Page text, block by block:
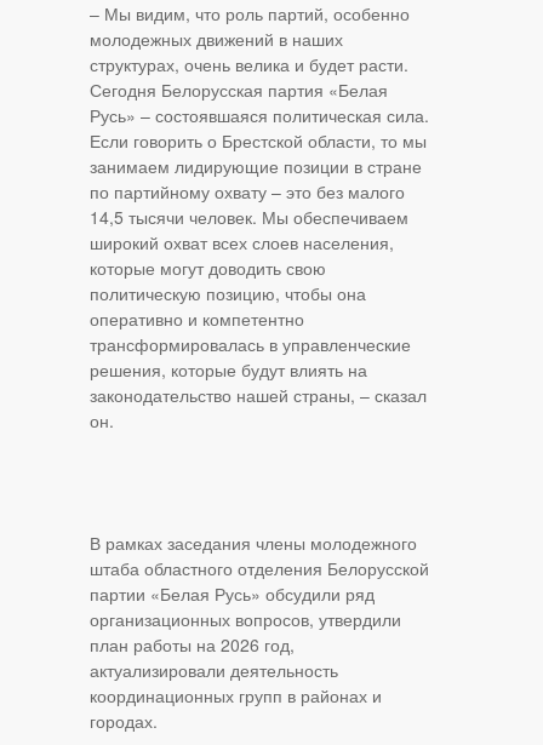
– Мы видим, что роль партий, особенно
молодежных движений в наших
структурах, очень велика и будет расти.
Сегодня Белорусская партия «Белая
Русь» – состоявшаяся политическая сила.
Если говорить о Брестской области, то мы
занимаем лидирующие позиции в стране
по партийному охвату – это без малого
14,5 тысячи человек. Мы обеспечиваем
широкий охват всех слоев населения,
которые могут доводить свою
политическую позицию, чтобы она
оперативно и компетентно
трансформировалась в управленческие
решения, которые будут влиять на
законодательство нашей страны, – сказал
он.
В рамках заседания члены молодежного
штаба областного отделения Белорусской
партии «Белая Русь» обсудили ряд
организационных вопросов, утвердили
план работы на 2026 год,
актуализировали деятельность
координационных групп в районах и
городах.